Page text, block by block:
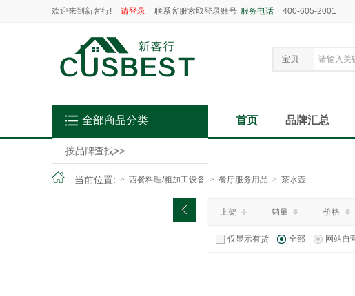
欢迎来到新客行! 请登录 联系客服索取登录账号 服务电话 400-605-2001
宝贝
按品牌查找>>
全部商品分类 首页 品牌汇总
当前位置: > 西餐料理/粗加工设备 > 餐厅服务用品 > 茶水壶
上架 销量 价格
仅显示有货 全部 网站自